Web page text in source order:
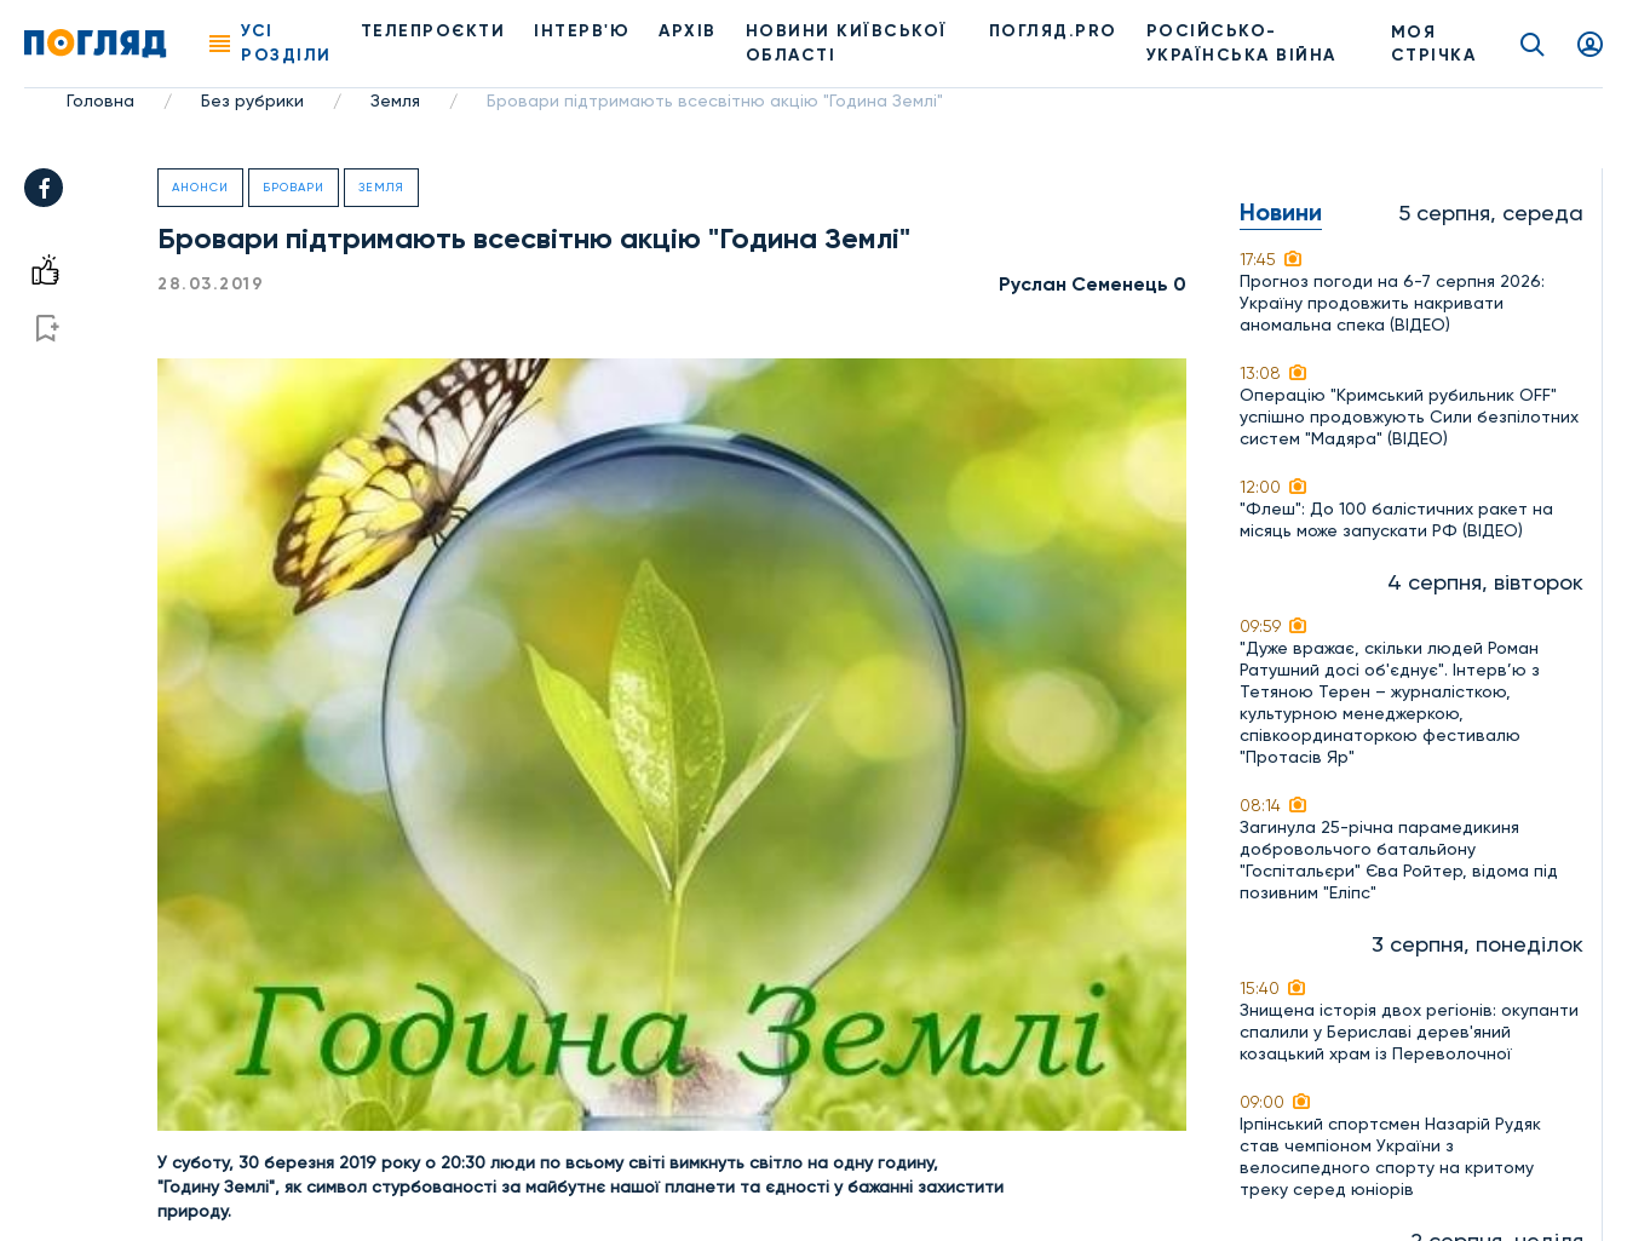
УСІ
РОЗДІЛИ
ТЕЛЕПРОЄКТИ ІНТЕРВ'Ю АРХІВ
НОВИНИ КИЇВСЬКОЇ
ОБЛАСТІ
ПОГЛЯД.PRO
РОСІЙСЬКО-
УКРАЇНСЬКА ВІЙНА
МОЯ
СТРІЧКА
Головна / Без рубрики / Земля / Бровари підтримають всесвітню акцію "Година Землі"
АНОНСИ БРОВАРИ ЗЕМЛЯ
Бровари підтримають всесвітню акцію "Година Землі"
28.03.2019 Руслан Семенець 0
У суботу, 30 березня 2019 року о 20:30 люди по всьому світі вимкнуть світло на одну годину,
"Годину Землі", як символ стурбованості за майбутнє нашої планети та єдності у бажанні захистити
природу.
Новини 5 серпня, середа
17:45
Прогноз погоди на 6-7 серпня 2026:
Україну продовжить накривати
аномальна спека (ВІДЕО)
13:08
Операцію "Кримський рубильник OFF"
успішно продовжують Сили безпілотних
систем "Мадяра" (ВІДЕО)
12:00
"Флеш": До 100 балістичних ракет на
місяць може запускати РФ (ВІДЕО)
4 серпня, вівторок
09:59
"Дуже вражає, скільки людей Роман
Ратушний досі об'єднує". Інтерв’ю з
Тетяною Терен – журналісткою,
культурною менеджеркою,
співкоординаторкою фестивалю
"Протасів Яр"
08:14
Загинула 25-річна парамедикиня
добровольчого батальйону
"Госпітальєри" Єва Ройтер, відома під
позивним "Еліпс"
3 серпня, понеділок
15:40
Знищена історія двох регіонів: окупанти
спалили у Бериславі дерев'яний
козацький храм із Переволочної
09:00
Ірпінський спортсмен Назарій Рудяк
став чемпіоном України з
велосипедного спорту на критому
треку серед юніорів